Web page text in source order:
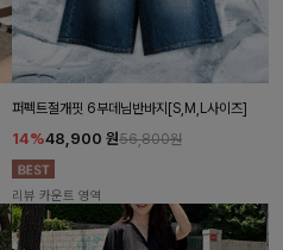
퍼펙트절개핏 6부데님반바지[S,M,L사이즈]
14%48,900 원56,800원
리뷰 카운트 영역